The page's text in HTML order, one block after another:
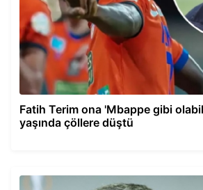
Fatih Terim ona 'Mbappe gibi
yaşında çöllere düştü